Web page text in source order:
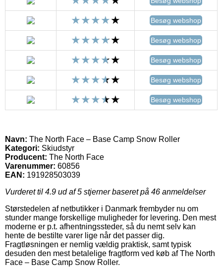
Besøg webshop
Besøg webshop
Besøg webshop
Besøg webshop
Besøg webshop
Navn: The North Face – Base Camp Snow Roller
Kategori: Skiudstyr
Producent: The North Face
Varenummer: 60856
EAN: 191928503039
Vurderet til 4.9 ud af 5 stjerner baseret på 46 anmeldelser
Størstedelen af netbutikker i Danmark frembyder nu om
stunder mange forskellige muligheder for levering. Den mest
moderne er p.t. afhentningssteder, så du nemt selv kan
hente de bestilte varer lige når det passer dig.
Fragtløsningen er nemlig vældig praktisk, samt typisk
desuden den mest betalelige fragtform ved køb af The North
Face – Base Camp Snow Roller.